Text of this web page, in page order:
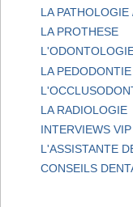
LA
LA PROTHESE
LA PEDODONTIE
LA RADIOLOGIE
INTERVIEWS VIP
L'ASSISTANTE
CONSEILS